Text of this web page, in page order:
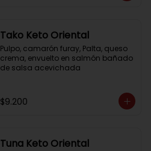
Tako Keto Oriental
Pulpo, camarón furay, Palta, queso
crema, envuelto en salmón bañado
de salsa acevichada
$9.200
Tuna Keto Oriental